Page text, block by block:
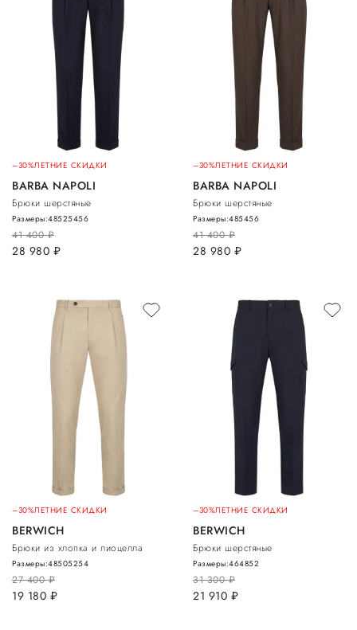
–30%ЛЕТНИЕ СКИДКИ
BARBA NAPOLI
Брюки шерстяные
41 400руб.
28 980 руб.
Размеры:48525456
–30%ЛЕТНИЕ СКИДКИ
BARBA NAPOLI
Брюки шерстяные
41 400руб.
28 980 руб.
Размеры:485456
–30%ЛЕТНИЕ СКИДКИ
BERWICH
Брюки из хлопка и лиоцелла
27 400руб.
19 180 руб.
Размеры:48505254
–30%ЛЕТНИЕ СКИДКИ
BERWICH
Брюки шерстяные
31 300руб.
21 910 руб.
Размеры:464852